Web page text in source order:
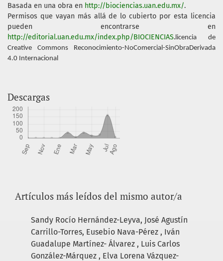
Basada en una obra en http://biociencias.uan.edu.mx/.
Permisos que vayan más allá de lo cubierto por esta licencia
pueden encontrarse en
http://editorial.uan.edu.mx/index.php/BIOCIENCIAS. licencia de
Creative Commons Reconocimiento-NoComercial-SinObraDerivada
4.0 Internacional
Descargas
Artículos más leídos del mismo autor/a
Sandy Rocío Hernández-Leyva, José Agustín
Carrillo-Torres, Eusebio Nava-Pérez , Iván
Guadalupe Martínez- Álvarez , Luis Carlos
González-Márquez , Elva Lorena Vázquez-